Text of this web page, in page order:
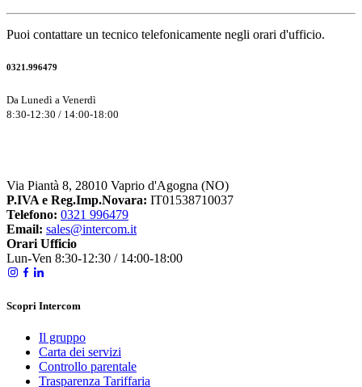
Puoi contattare un tecnico telefonicamente negli orari d'ufficio.
0321.996479
Da Lunedì a Venerdì
8:30-12:30 / 14:00-18:00
Via Piantà 8, 28010 Vaprio d'Agogna (NO)
P.IVA e Reg.Imp.Novara: IT01538710037
Telefono: 0321 996479
Email: sales@intercom.it
Orari Ufficio
Lun-Ven 8:30-12:30 / 14:00-18:00
Scopri Intercom
Il gruppo
Carta dei servizi
Controllo parentale
Trasparenza Tariffaria